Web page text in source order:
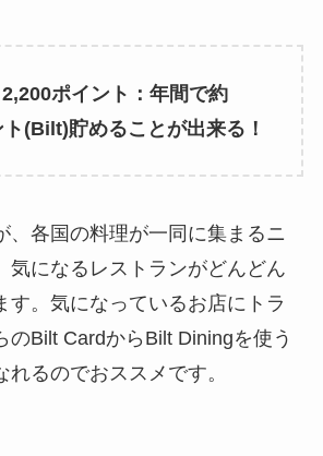
ポイント：年間で約
(Bilt)貯めることが出来る！
、各国の料理が一同に集まるニ
気になるレストランがどんどん
す。気になっているお店にトラ
のBilt CardからBilt Diningを使う
れるのでおススメです。